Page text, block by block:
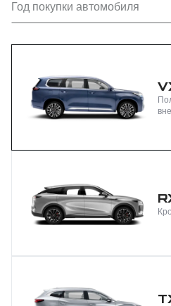
Год покупки автомобиля